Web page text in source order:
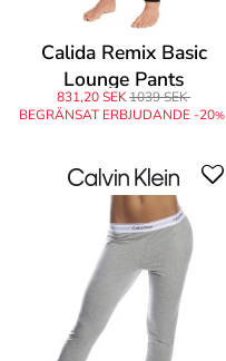
Calida Remix Basic
Lounge Pants
831,20 SEK1039 SEK
BEGRÄNSAT ERBJUDANDE -20%